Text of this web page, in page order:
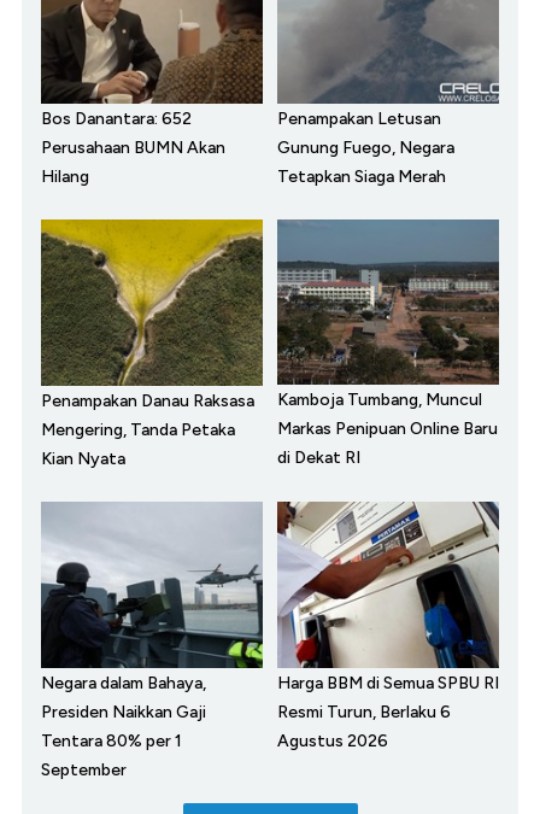
Bos Danantara: 652
Perusahaan BUMN Akan
Hilang
Penampakan Letusan
Gunung Fuego, Negara
Tetapkan Siaga Merah
Penampakan Danau Raksasa
Mengering, Tanda Petaka
Kian Nyata
Kamboja Tumbang, Muncul
Markas Penipuan Online Baru
di Dekat RI
Negara dalam Bahaya,
Presiden Naikkan Gaji
Tentara 80% per 1
September
Harga BBM di Semua SPBU RI
Resmi Turun, Berlaku 6
Agustus 2026